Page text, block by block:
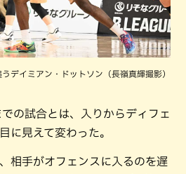
デイミアン・ドットソン（長嶺真輝撮影）
の試合とは、入りからディフェ
に見えて変わった。
相手がオフェンスに入るのを遅